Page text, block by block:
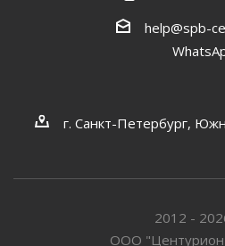
help@spb-
г. Санкт-Петербург,
2012 -
ООО